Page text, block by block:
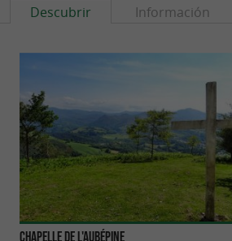
Descubrir Información
Chapelle de l'Aubépine